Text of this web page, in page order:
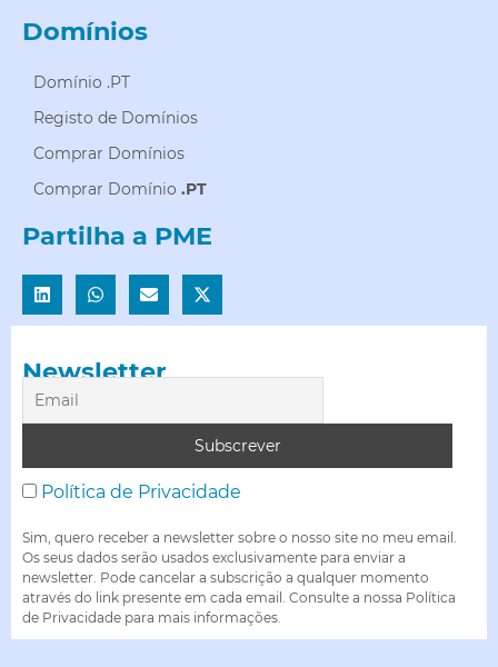
Domínios
Domínio .PT
Registo de Domínios
Comprar Domínios
Comprar Domínio .PT
Partilha a PME
Newsletter
Política de Privacidade
Sim, quero receber a newsletter sobre o nosso site no meu email.
Os seus dados serão usados exclusivamente para enviar a
newsletter. Pode cancelar a subscrição a qualquer momento
através do link presente em cada email. Consulte a nossa Política
de Privacidade para mais informações.